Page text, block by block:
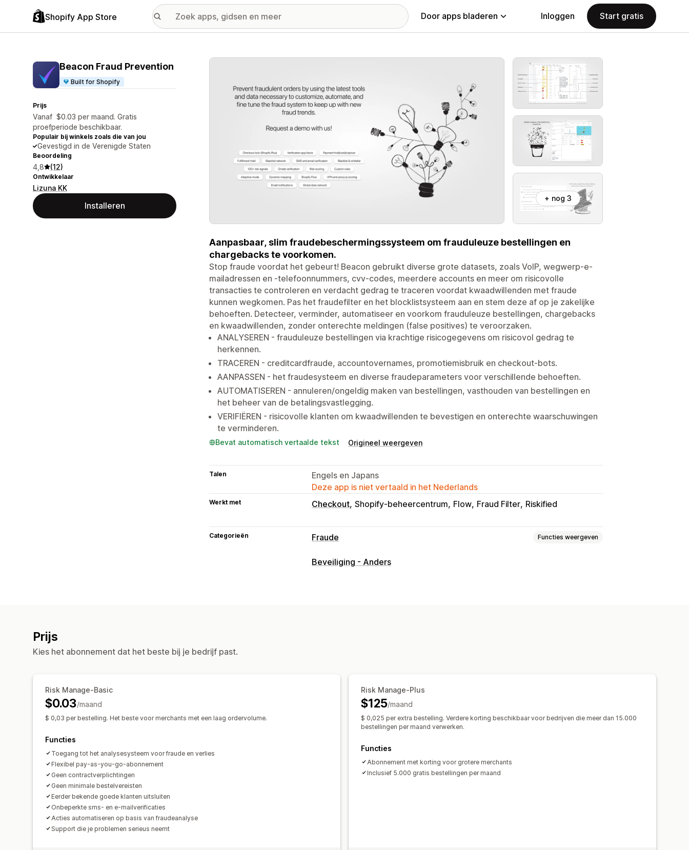
Shopify App Store Door apps bladeren Inloggen Start gratis
Beacon Fraud Prevention
Built for Shopify
Prijs
Vanaf $0.03 per maand. Gratis
proefperiode beschikbaar.
Populair bij winkels zoals die van jou
Gevestigd in de Verenigde Staten
Beoordeling
4,8 (12)
Ontwikkelaar
Lizuna KK
Installeren
Galerij met uitgelichte afbeeldingen
+ nog 3
Aanpasbaar, slim fraudebeschermingssysteem om frauduleuze bestellingen en
chargebacks te voorkomen.
Stop fraude voordat het gebeurt! Beacon gebruikt diverse grote datasets, zoals VoIP, wegwerp-e-
mailadressen en -telefoonnummers, cvv-codes, meerdere accounts en meer om risicovolle
transacties te controleren en verdacht gedrag te traceren voordat kwaadwillenden met fraude
kunnen wegkomen. Pas het fraudefilter en het blocklistsysteem aan en stem deze af op je zakelijke
behoeften. Detecteer, verminder, automatiseer en voorkom frauduleuze bestellingen, chargebacks
en kwaadwillenden, zonder onterechte meldingen (false positives) te veroorzaken.
ANALYSEREN - frauduleuze bestellingen via krachtige risicogegevens om risicovol gedrag te
herkennen.
TRACEREN - creditcardfraude, accountovernames, promotiemisbruik en checkout-bots.
AANPASSEN - het fraudesysteem en diverse fraudeparameters voor verschillende behoeften.
AUTOMATISEREN - annuleren/ongeldig maken van bestellingen, vasthouden van bestellingen en
het beheer van de betalingsvastlegging.
VERIFIËREN - risicovolle klanten om kwaadwillenden te bevestigen en onterechte waarschuwingen
te verminderen.
Bevat automatisch vertaalde tekst Origineel weergeven
Talen
Engels en Japans
Deze app is niet vertaald in het Nederlands
Werkt met Checkout Shopify-beheercentrum Flow Fraud Filter Riskified
Categorieën Fraude Functies weergeven
Fraudetypen
Geautomatiseerde workflows
Meldingen en analytics
Risicomeldingen Terugboekingsmeldingen
Verdachte activiteit
Aangepaste meldingen Fraudemeldingen
Sms-meldingen
Beveiliging - Anders
Prijs
Kies het abonnement dat het beste bij je bedrijf past.
Risk Manage-Basic
$0.03/maand
$ 0,03 per bestelling. Het beste voor merchants met een laag ordervolume.
Functies
Toegang tot het analysesysteem voor fraude en verlies
Flexibel pay-as-you-go-abonnement
Geen contractverplichtingen
Geen minimale bestelvereisten
Eerder bekende goede klanten uitsluiten
Onbeperkte sms- en e-mailverificaties
Acties automatiseren op basis van fraudeanalyse
Support die je problemen serieus neemt
Risk Manage-Plus
$125/maand
$ 0,025 per extra bestelling. Verdere korting beschikbaar voor bedrijven die meer dan 15.000
bestellingen per maand verwerken.
Functies
Abonnement met korting voor grotere merchants
Inclusief 5.000 gratis bestellingen per maand